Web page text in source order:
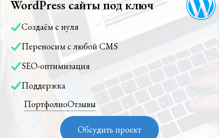
WordPress сайты под ключ
Создаём с нуля
Переносим с любой CMS
SEO-оптимизация
Поддержка
ПортфолиоОтзывы
Обсудить проект